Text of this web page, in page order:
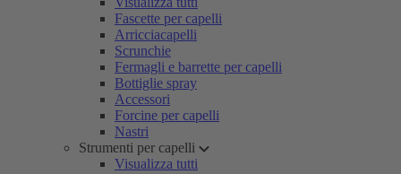
Fascette per capelli
Arricciacapelli
Scrunchie
Fermagli e barrette per capelli
Bottiglie spray
Accessori
Forcine per capelli
Nastri
Strumenti per capelli
Visualizza tutti